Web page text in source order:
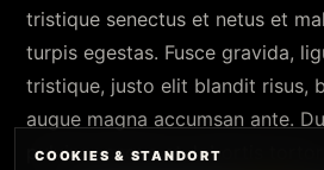
tristique senectus et netus et
turpis egestas. Fusce gravida,
tristique, justo elit blandit risus,
augue magna accumsan ante.
pulvinar neque at, lobortis tortor.
COOKIES & STANDORT